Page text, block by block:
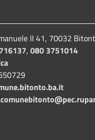
II 41, 70032
, 080 3751014